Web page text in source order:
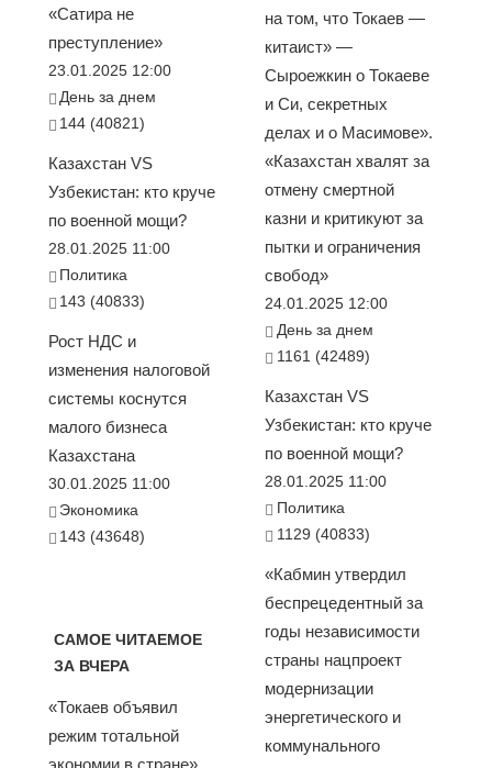
«Сатира не
преступление»
23.01.2025 12:00
День за днем
144 (40821)
Казахстан VS
Узбекистан: кто круче
по военной мощи?
28.01.2025 11:00
Политика
143 (40833)
Рост НДС и
изменения налоговой
системы коснутся
малого бизнеса
Казахстана
30.01.2025 11:00
Экономика
143 (43648)
САМОЕ ЧИТАЕМОЕ
ЗА ВЧЕРА
«Токаев объявил
режим тотальной
экономии в стране».
на том, что Токаев —
китаист» —
Сыроежкин о Токаеве
и Си, секретных
делах и о Масимове».
«Казахстан хвалят за
отмену смертной
казни и критикуют за
пытки и ограничения
свобод»
24.01.2025 12:00
День за днем
1161 (42489)
Казахстан VS
Узбекистан: кто круче
по военной мощи?
28.01.2025 11:00
Политика
1129 (40833)
«Кабмин утвердил
беспрецедентный за
годы независимости
страны нацпроект
модернизации
энергетического и
коммунального